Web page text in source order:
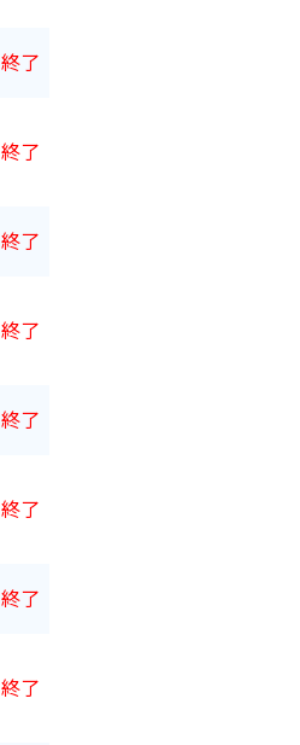
終了
終了
終了
終了
終了
終了
終了
終了